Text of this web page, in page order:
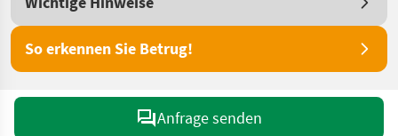
So erkennen Sie Betrug!
Anfrage senden